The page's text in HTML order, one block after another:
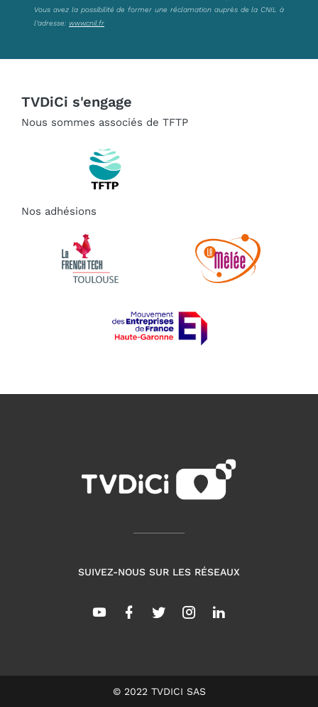
Vous avez la possibilité de former une réclamation auprès de la CNIL à
l’adresse: www.cnil.fr
TVDiCi s'engage
Nous sommes associés de TFTP
Nos adhésions
SUIVEZ-NOUS SUR LES RÉSEAUX
© 2022 TVDICI SAS